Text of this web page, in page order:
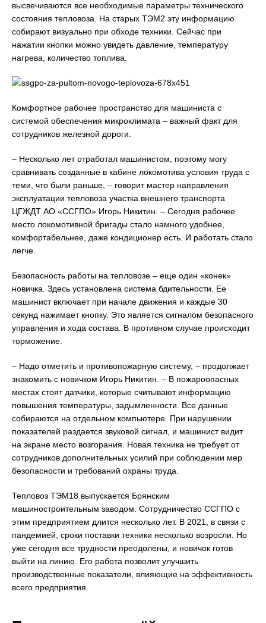
высвечиваются все необходимые параметры технического
состояния тепловоза. На старых ТЭМ2 эту информацию
собирают визуально при обходе техники. Сейчас при
нажатии кнопки можно увидеть давление, температуру
нагрева, количество топлива.
Комфортное рабочее пространство для машиниста с
системой обеспечения микроклимата – важный факт для
сотрудников железной дороги.
– Несколько лет отработал машинистом, поэтому могу
сравнивать созданные в кабине локомотива условия труда с
теми, что были раньше, – говорит мастер направления
эксплуатации тепловоза участка внешнего транспорта
ЦГЖДТ АО «ССГПО» Игорь Никитин. – Сегодня рабочее
место локомотивной бригады стало намного удобнее,
комфортабельнее, даже кондиционер есть. И работать стало
легче.
Безопасность работы на тепловозе – еще один «конек»
новичка. Здесь установлена система бдительности. Ее
машинист включает при начале движения и каждые 30
секунд нажимает кнопку. Это является сигналом безопасного
управления и хода состава. В противном случае происходит
торможение.
– Надо отметить и противопожарную систему, – продолжает
знакомить с новичком Игорь Никитин. – В пожароопасных
местах стоят датчики, которые считывают информацию
повышения температуры, задымленности. Все данные
собираются на отдельном компьютере. При нарушении
показателей раздается звуковой сигнал, и машинист видит
на экране место возгорания. Новая техника не требует от
сотрудников дополнительных усилий при соблюдении мер
безопасности и требований охраны труда.
Тепловоз ТЭМ18 выпускается Брянским
машиностроительным заводом. Сотрудничество ССГПО с
этим предприятием длится несколько лет. В 2021, в связи с
пандемией, сроки поставки техники несколько возросли. Но
уже сегодня все трудности преодолены, и новичок готов
выйти на линию. Его работа позволит улучшить
производственные показатели, влияющие на эффективность
всего предприятия.